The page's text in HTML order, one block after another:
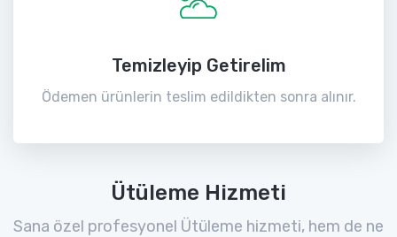
Temizleyip Getirelim
Ödemen ürünlerin teslim edildikten sonra alınır.
Ütüleme Hizmeti
Sana özel profesyonel Ütüleme hizmeti, hem de ne